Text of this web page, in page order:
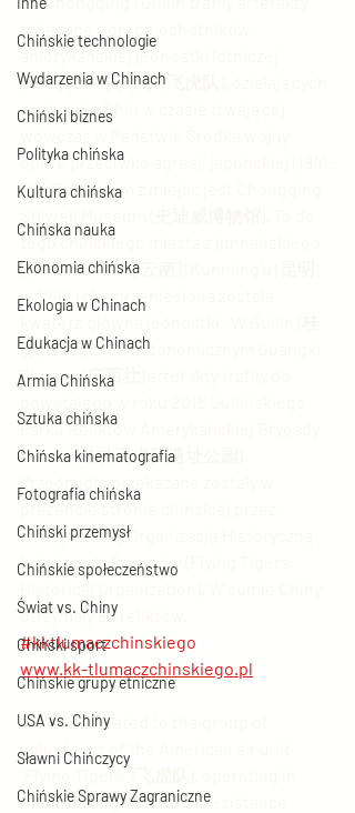
Chińskie technologie
Wydarzenia w Chinach
Chiński biznes
Polityka chińska
Kultura chińska
Chińska nauka
Ekonomia chińska
Ekologia w Chinach
Edukacja w Chinach
Armia Chińska
Sztuka chińska
Chińska kinematografia
Fotografia chińska
Chiński przemysł
Chińskie społeczeństwo
Świat vs. Chiny
Chiński sport
Chińskie grupy etniczne
USA vs. Chiny
Sławni Chińczycy
Chińskie Sprawy Zagraniczne
amerykańskiej jednostki lotniczej
„Latające Tygrysy” (飞虎队), działających
na terenie Chin w czasie trwającej
oporu przeciwko agresji japońskiej (1941-
45). Pierwszym z miejsc jest Chongqing
tego chińskiego miasta z junnańskiego
(prow. Yunnan [云南]) Kunming’u (昆明)
w 1942 roku przeniesiona została
kwatera główna jednostki.  W Guilin (桂
林) w regionie autonomicznym Guangxi
Zhuang (广西壮) artefakty trafiły do
Parku Reliktów Amerykańskiej Brygady
Lotnej (桂林飞虎队遗址公园).
prezencie stronie chińskiej przez
amerykańską Organizację Historyczną
Latających Tygrysów (Flying Tigers
otrzymały 80 reliktów.
#kktlumaczchinskiego
www.kk-tlumaczchinskiego.pl
Artifacts related to the group of
volunteers of the American air unit
"Flying Tigers" (飞虎队), operating in
China during the war of resistance